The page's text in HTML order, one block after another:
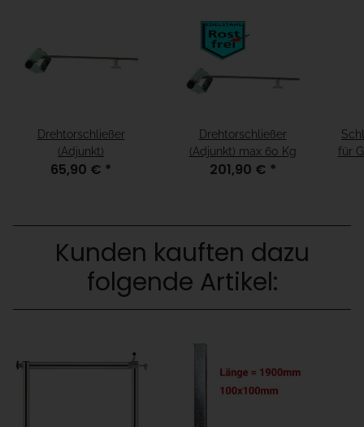
Drehtorschließer
(Adjunkt)
65,90 € *
Drehtorschließer
(Adjunkt) max 60 Kg
201,90 € *
für
Kunden kauften dazu
folgende Artikel: